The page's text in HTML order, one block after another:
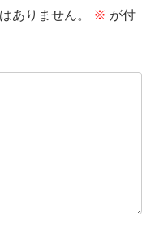
ありません。 ※ が付